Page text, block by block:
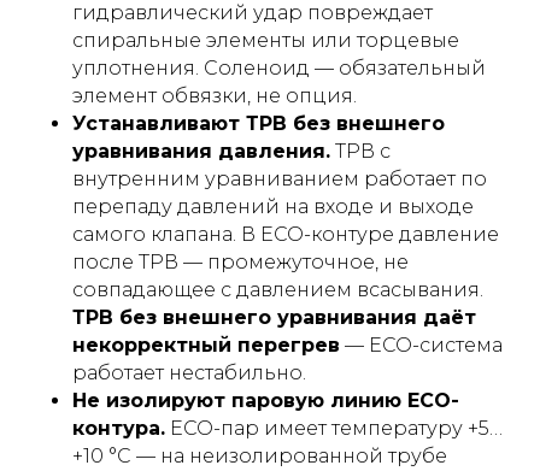
гидравлический удар повреждает
спиральные элементы или торцевые
уплотнения. Соленоид — обязательный
элемент обвязки, не опция.
Устанавливают ТРВ без внешнего
уравнивания давления. ТРВ с
внутренним уравниванием работает по
перепаду давлений на входе и выходе
самого клапана. В ECO-контуре давление
после ТРВ — промежуточное, не
совпадающее с давлением всасывания.
ТРВ без внешнего уравнивания даёт
некорректный перегрев — ECO-система
работает нестабильно.
Не изолируют паровую линию ECO-
контура. ECO-пар имеет температуру +5…
+10 °C — на неизолированной трубе